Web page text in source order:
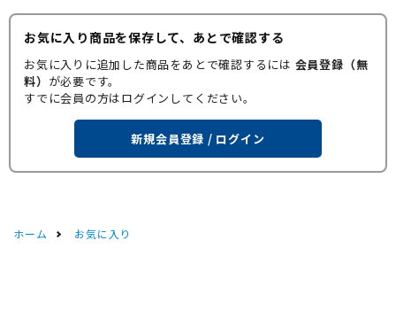
お気に入り商品を保存して、あとで確認する
お気に入りに追加した商品をあとで確認するには 会員登録（無
料） が必要です。
すでに会員の方はログインしてください。
新規会員登録 / ログイン
ホーム お気に入り